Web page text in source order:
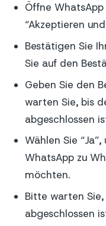
Öffne WhatsApp
“Akzeptieren
Bestätigen Sie
Sie auf den
Geben Sie den
warten Sie, bis
abgeschlossen
Wählen Sie
WhatsApp zu
möchten.
Bitte warten
abgeschlossen